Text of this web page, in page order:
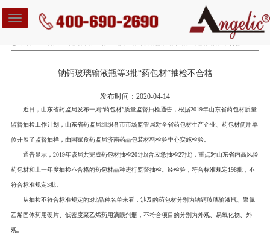
Toggle
navigation
钠钙玻璃输液瓶等3批“药包材”抽检不合格
发布时间：2020-04-14
近日，山东省药监局发布一则“药包材”质量监督抽检通告，根据2019年山东省药包材质量
监督抽检工作计划，山东省药监局组织各市市场监管局对全省药包材生产企业、药包材使用单
位开展了监督抽样，由国家食药监局济南药品包装材料检验中心实施检验。
通告显示，2019年该局共完成药包材抽检201批(含应急抽检27批)，重点对山东省内高风险
药包材和上一年度抽检不合格的药包材品种进行监督抽检。经检验，符合标准规定198批，不
符合标准规定3批。
从抽检不符合标准规定的3批品种名单来看，涉及的药包材分别为钠钙玻璃输液瓶、聚氯
乙烯固体药用硬片、低密度聚乙烯药用滴眼剂瓶，不符合项目的分别为外观、易氧化物、外
观。